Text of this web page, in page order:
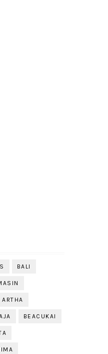
BALI
BEACUKAI